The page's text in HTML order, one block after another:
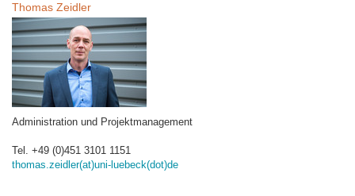
Thomas Zeidler
Administration und Projektmanagement
Tel. +49 (0)451 3101 1151
thomas.zeidler(at)uni-luebeck(dot)de